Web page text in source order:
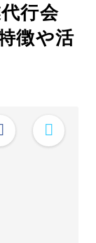
行会
徴や活